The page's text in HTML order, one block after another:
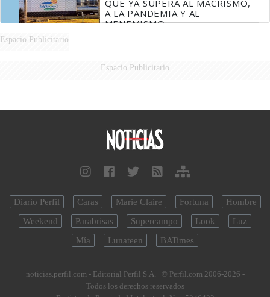
QUE YA SUPERA AL MACRISMO,
A LA PANDEMIA Y AL
MENEMISMO
Espacio Publicitario
Espacio Publicitario
Diario Perfil Caras Marie Claire Fortuna
Hombre
Weekend
Parabrisas Supercampo Look
Luz
Mía
Lunateen BATimes
noticias.perfil.com - Editorial Perfil S.A. | © Perfil.com 2006-2026 -
Todos los derechos reservados